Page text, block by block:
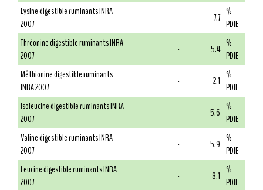
Lysine digestible ruminants INRA
2007
- 7.7 %
PDIE
Thréonine digestible ruminants INRA
2007
- 5.4 %
PDIE
Méthionine digestible ruminants
INRA 2007
- 2.1 %
PDIE
Isoleucine digestible ruminants INRA
2007
- 5.6 %
PDIE
Valine digestible ruminants INRA
2007
- 5.9 %
PDIE
Leucine digestible ruminants INRA
2007
- 8.1 %
PDIE